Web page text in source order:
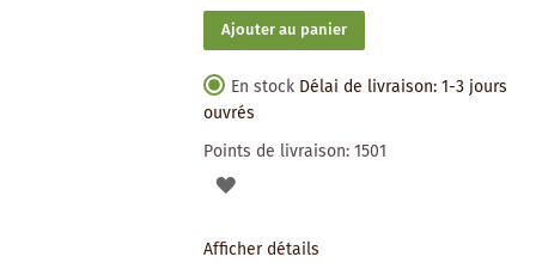
Ajouter au panier
En stock Délai de livraison: 1-3 jours
ouvrés
Points de livraison:1501
AJOUTER
Afficher détails